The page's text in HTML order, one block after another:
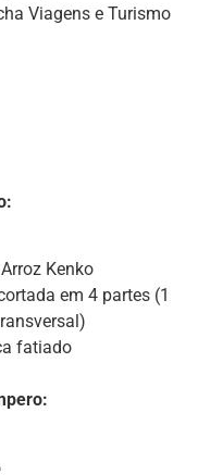
Viagens e Turismo
Kenko
em 4 partes (1
fatiado